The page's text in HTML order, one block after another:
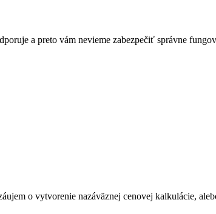
a preto vám nevieme zabezpečiť správne
o vytvorenie nazáväznej cenovej kalkulácie,